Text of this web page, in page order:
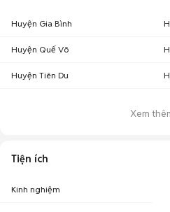
Huyện Gia Bình
Huyện Quế Võ
Huyện Tiên Du
Xem
Tiện ích
Kinh nghiệm